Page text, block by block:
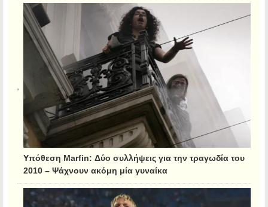
Υπόθεση Marfin: Δύο συλλήψεις για την τραγωδία του
2010 – Ψάχνουν ακόμη μία γυναίκα